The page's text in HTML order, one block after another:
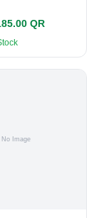
QR